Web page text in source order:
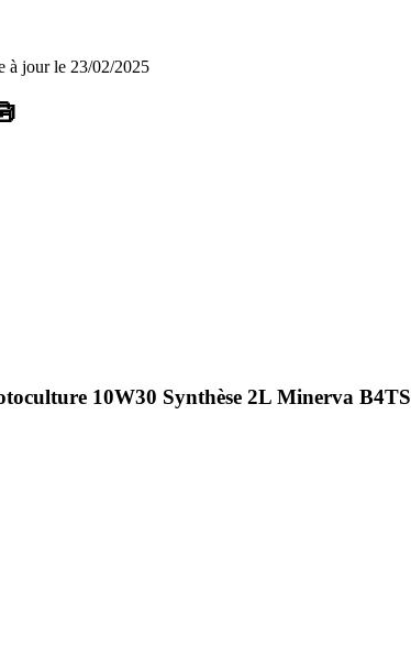
à jour le 23/02/2025
10W30 Synthèse 2L Minerva B4TS